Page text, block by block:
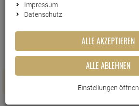
Impressum
Datenschutz
ALLE AKZEPTIEREN
ALLE ABLEHNEN
Einstellungen öffnen